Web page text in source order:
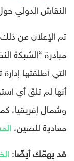
النقاش الدولي
مبادرة “الشبكة
التي أطلقتها
أنها لم تلقَ أي
وشمال إفريقيا،
معادية للصين،
قد يهمّك أيضًا: